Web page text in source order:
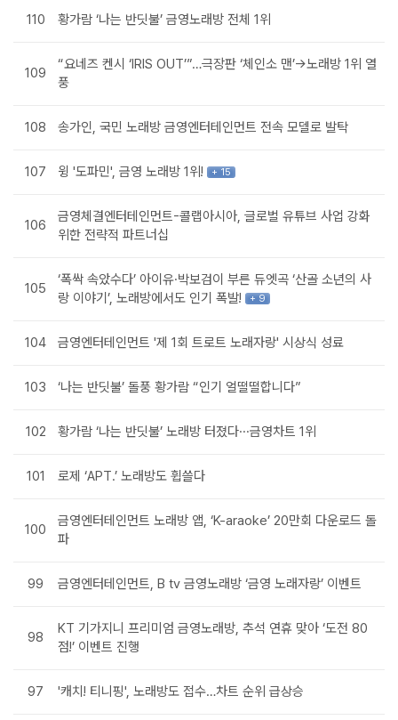
110 황가람 ‘나는 반딧불’ 금영노래방 전체 1위
109
“요네즈 켄시 ‘IRIS OUT’”…극장판 ‘체인소 맨’→노래방 1위 열
풍
108 송가인, 국민 노래방 금영엔터테인먼트 전속 모델로 발탁
107 윙 '도파민', 금영 노래방 1위! + 15
106
금영체결엔터테인먼트-콜랩아시아, 글로벌 유튜브 사업 강화
위한 전략적 파트너십
105
‘폭싹 속았수다’ 아이유·박보검이 부른 듀엣곡 ‘산골 소년의 사
랑 이야기’, 노래방에서도 인기 폭발!
+ 9
104 금영엔터테인먼트 '제 1회 트로트 노래자랑' 시상식 성료
103 ‘나는 반딧불’ 돌풍 황가람 “인기 얼떨떨합니다”
102 황가람 ‘나는 반딧불’ 노래방 터졌다···금영차트 1위
101 로제 ‘APT.’ 노래방도 휩쓸다
100
금영엔터테인먼트 노래방 앱, ‘K-araoke’ 20만회 다운로드 돌
파
99 금영엔터테인먼트, B tv 금영노래방 ‘금영 노래자랑’ 이벤트
98
KT 기가지니 프리미엄 금영노래방, 추석 연휴 맞아 ‘도전 80
점!’ 이벤트 진행
97 '캐치! 티니핑', 노래방도 접수…차트 순위 급상승